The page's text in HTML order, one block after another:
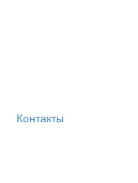
Контакты